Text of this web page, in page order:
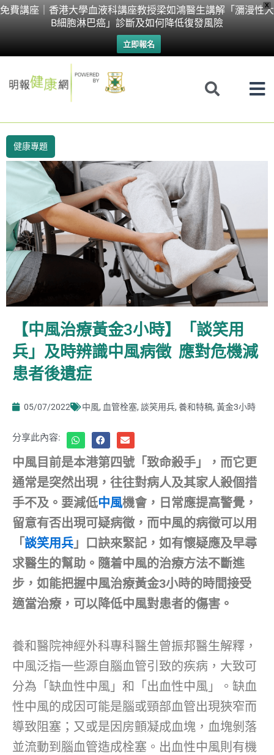
X
免費講座｜香港大學血液科講座教授梁如鴻醫生講解「瀰漫性大
B細胞淋巴癌」診斷及如何降低復發風險
立即報名
Skip
健康專題
【中風治療黃金3小時】「談笑用
兵」及時辨識中風病徵 應對危機減
患者後遺症
05/07/2022 中風, 血管栓塞, 談笑用兵, 養和特稿, 黃金3小時
分享此內容:
中風目前是本港第四號「致命殺手」，而它更
通常是突然出現，往往對病人及其家人殺個措
手不及。要減低中風機會，日常應提高警覺，
留意有否出現可疑病徵，而中風的病徵可以用
「談笑用兵 」口訣來緊記，如有懷疑應及早尋
求醫生的幫助。隨着中風的治療方法不斷進
步，如能把握中風治療黃金3小時的時間接受
適當治療，可以降低中風對患者的傷害。
養和醫院神經外科專科醫生曾振邦醫生解釋，
中風泛指一些源自腦血管引致的疾病，大致可
分為「缺血性中風」和「出血性中風」。缺血
性中風的成因可能是腦或頸部血管出現狹窄而
導致阻塞；又或是因房顫凝成血塊，血塊剝落
並流動到腦血管造成栓塞。出血性中風則有機